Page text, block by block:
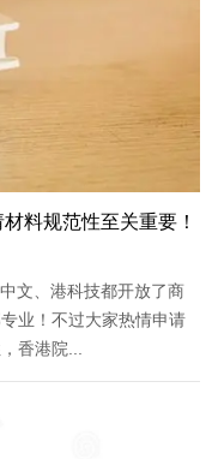
料规范性至关重要！
文、港科技都开放了商
业！不过大家热情申请
香港院...